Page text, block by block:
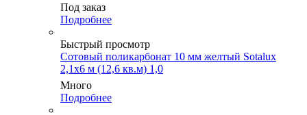
Под заказ
Подробнее
Быстрый просмотр
Сотовый поликарбонат 10 мм желтый Sotalux
2,1х6 м (12,6 кв.м) 1,0
Много
Подробнее